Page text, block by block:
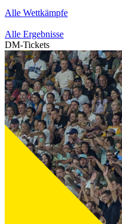
Alle Wettkämpfe
Alle Ergebnisse
DM-Tickets